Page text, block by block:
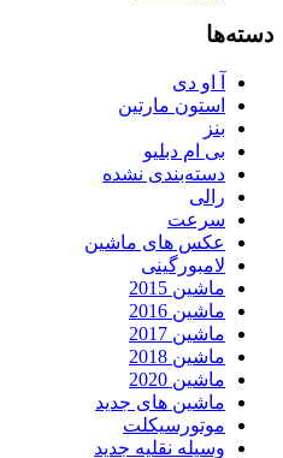
دسته‌ها
آ او دی
استون مارتین
بنز
بی ام دبلیو
دسته‌بندی نشده
رالی
سرعت
عکس های ماشین
لامبورگینی
ماشین 2015
ماشین 2016
ماشین 2017
ماشین 2018
ماشین 2020
ماشین های جدید
موتورسیکلت
وسیله نقلیه جدید